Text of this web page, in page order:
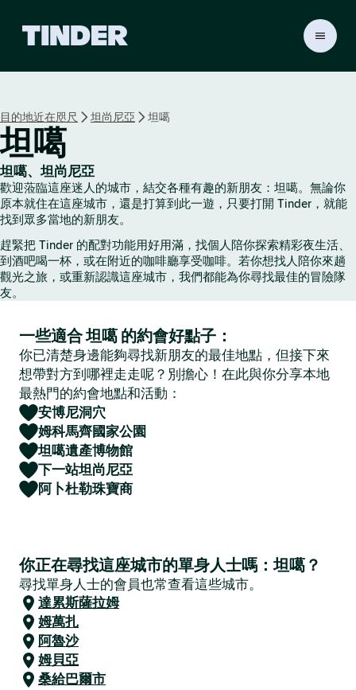
r
目的地近在咫尺 坦尚尼亞 坦噶
坦噶
坦噶、坦尚尼亞
歡迎蒞臨這座迷人的城市，結交各種有趣的新朋友：坦噶。無論你
原本就住在這座城市，還是打算到此一遊，只要打開 Tinder，就能
找到眾多當地的新朋友。
趕緊把 Tinder 的配對功能用好用滿，找個人陪你探索精彩夜生活、
到酒吧喝一杯，或在附近的咖啡廳享受咖啡。若你想找人陪你來趟
觀光之旅，或重新認識這座城市，我們都能為你尋找最佳的冒險隊
友。
一些適合 坦噶 的約會好點子：
你已清楚身邊能夠尋找新朋友的最佳地點，但接下來
想帶對方到哪裡走走呢？別擔心！在此與你分享本地
最熱門的約會地點和活動：
安博尼洞穴
姆科馬齊國家公園
坦噶遺產博物館
下一站坦尚尼亞
阿卜杜勒珠寶商
你正在尋找這座城市的單身人士嗎：坦噶？
尋找單身人士的會員也常查看這些城市。
達累斯薩拉姆
姆萬扎
阿魯沙
姆貝亞
桑給巴爾市